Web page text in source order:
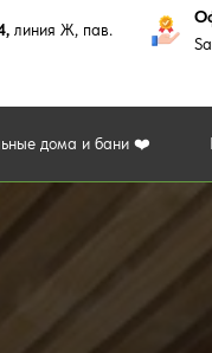
линия Ж, пав.
дома и бани ❤️